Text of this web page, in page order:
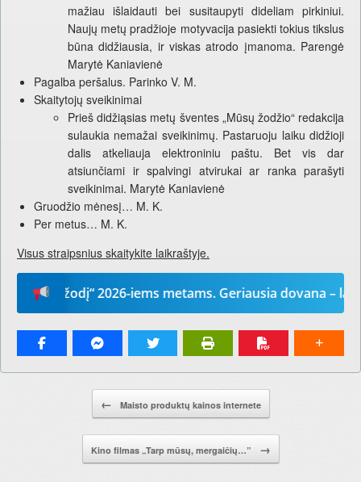
mažiau išlaidauti bei susitaupyti dideliam pirkiniui.
Naujų metų pradžioje motyvacija pasiekti tokius tikslus
būna didžiausia, ir viskas atrodo įmanoma. Parengė
Marytė Kaniavienė
Pagalba peršalus. Parinko V. M.
Skaitytojų sveikinimai
Prieš didžiąsias metų šventes „Mūsų žodžio“ redakcija
sulaukia nemažai sveikinimų. Pastaruoju laiku didžioji
dalis atkeliauja elektroniniu paštu. Bet vis dar
atsiunčiami ir spalvingi atvirukai ar ranka parašyti
sveikinimai. Marytė Kaniavienė
Gruodžio mėnesį… M. K.
Per metus… M. K.
Visus straipsnius skaitykite laikraštyje.
žodį“ 2026-iems metams. Geriausia dovana –
← Maisto produktų kainos internete
Kino filmas „Tarp mūsų, mergaičių…” →